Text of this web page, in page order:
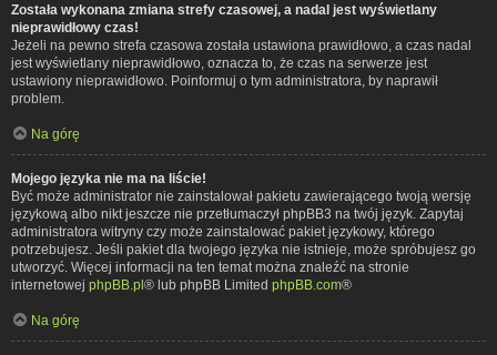
Została wykonana zmiana strefy czasowej, a nadal jest wyświetlany
nieprawidłowy czas!
Jeżeli na pewno strefa czasowa została ustawiona prawidłowo, a czas nadal
jest wyświetlany nieprawidłowo, oznacza to, że czas na serwerze jest
ustawiony nieprawidłowo. Poinformuj o tym administratora, by naprawił
problem.
Na górę
Mojego języka nie ma na liście!
Być może administrator nie zainstalował pakietu zawierającego twoją wersję
językową albo nikt jeszcze nie przetłumaczył phpBB3 na twój język. Zapytaj
administratora witryny czy może zainstalować pakiet językowy, którego
potrzebujesz. Jeśli pakiet dla twojego języka nie istnieje, może spróbujesz go
utworzyć. Więcej informacji na ten temat można znaleźć na stronie
internetowej phpBB.pl® lub phpBB Limited phpBB.com®
Na górę